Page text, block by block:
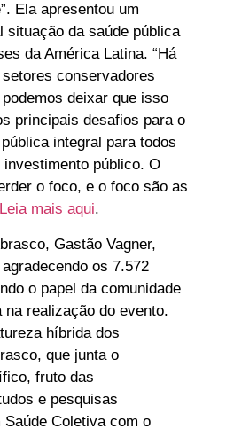
Ela apresentou um
situação da saúde pública
da América Latina. “Há
conservadores
deixar que isso
principais desafios para o
integral para todos
público. O
o foco, e o foco são as
Leia mais aqui.
Gastão Vagner,
os 7.572
o papel da comunidade
na realização do evento.
híbrida dos
que junta o
fruto das
e pesquisas
Coletiva com o